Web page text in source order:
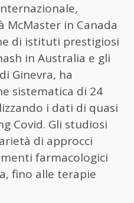
McMaster in Canada
di istituti prestigiosi
in Australia e gli
Ginevra, ha
sistematica di 24
i dati di quasi
Covid. Gli studiosi
di approcci
farmacologici
fino alle terapie